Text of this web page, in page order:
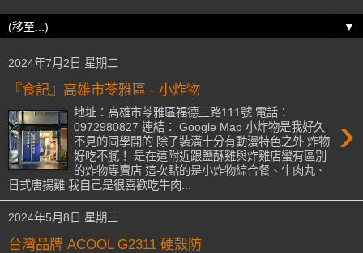
▼
2024年7月2日 星期二
『食記』高雄市苓雅區 - 小炸物
›
地址：高雄市苓雅區福德三路111號 電話：
0972980827 連結： Google Map 小炸物是我好久
不見的同學開的 除了裝潢十分有動漫特色之外 炸物
好吃不膩！ 是在這附近跟鹽酥雞與炸雞店蠻有區別
的炸物專賣店 這次點的是小炸物綜合餐、牛肉丸、
日式唐揚雞 我自己是很喜歡吃牛肉...
2024年5月8日 星期三
台灣品牌 ACOOL G2311 硬殼防